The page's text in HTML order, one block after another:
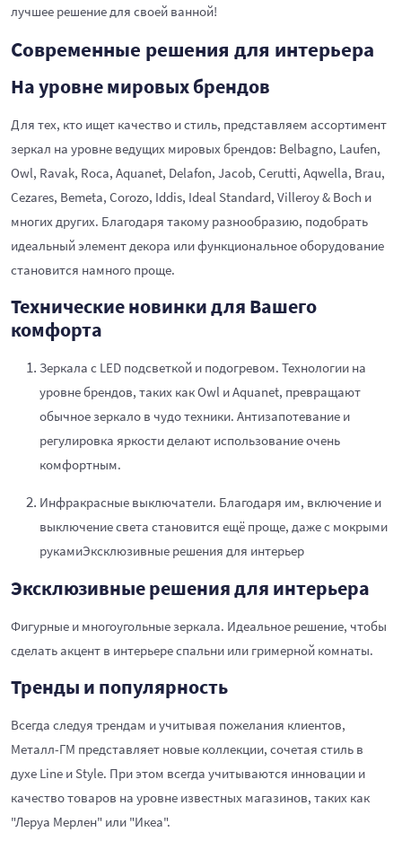
лучшее решение для своей ванной!
Современные решения для интерьера
На уровне мировых брендов
Для тех, кто ищет качество и стиль, представляем ассортимент
зеркал на уровне ведущих мировых брендов: Belbagno, Laufen,
Owl, Ravak, Roca, Aquanet, Delafon, Jacob, Cerutti, Aqwella, Brau,
Cezares, Bemeta, Corozo, Iddis, Ideal Standard, Villeroy & Boch и
многих других. Благодаря такому разнообразию, подобрать
идеальный элемент декора или функциональное оборудование
становится намного проще.
Технические новинки для Вашего
комфорта
Зеркала с LED подсветкой и подогревом. Технологии на
уровне брендов, таких как Owl и Aquanet, превращают
обычное зеркало в чудо техники. Антизапотевание и
регулировка яркости делают использование очень
комфортным.
Инфракрасные выключатели. Благодаря им, включение и
выключение света становится ещё проще, даже с мокрыми
рукамиЭксклюзивные решения для интерьер
Эксклюзивные решения для интерьера
Фигурные и многоугольные зеркала. Идеальное решение, чтобы
сделать акцент в интерьере спальни или гримерной комнаты.
Тренды и популярность
Всегда следуя трендам и учитывая пожелания клиентов,
Металл-ГМ представляет новые коллекции, сочетая стиль в
духе Line и Style. При этом всегда учитываются инновации и
качество товаров на уровне известных магазинов, таких как
"Леруа Мерлен" или "Икеа".